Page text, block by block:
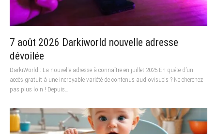
7 août 2026 Darkiworld nouvelle adresse
dévoilée
DarkiWorld : La nouvelle adresse à connaître en juillet 2025 En quête d’un
accès gratuit à une incroyable variété de contenus audiovisuels ? Ne cherchez
pas plus loin ! Depuis…